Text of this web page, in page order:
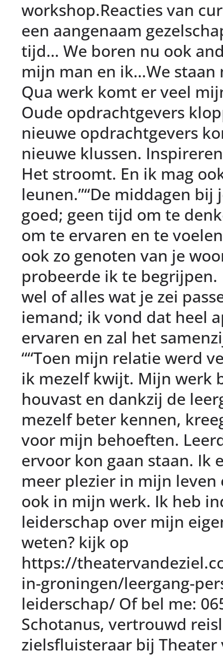
workshop.Reacties van
een aangenaam
tijd… We boren nu ook
mijn man en ik…We staan
Qua werk komt er veel
Oude opdrachtgevers
nieuwe opdrachtgevers
nieuwe klussen.
Het stroomt. En ik mag
leunen.”“De middagen bij
goed; geen tijd om te
om te ervaren en te
ook zo genoten van je
probeerde ik te begrijpen.
wel of alles wat je zei
iemand; ik vond dat heel
ervaren en zal het
““Toen mijn relatie werd
ik mezelf kwijt. Mijn werk
houvast en dankzij de
mezelf beter kennen,
voor mijn behoeften.
ervoor kon gaan staan. Ik
meer plezier in mijn leven
ook in mijn werk. Ik heb
leiderschap over mijn
weten? kijk op
https://
in-groningen/leergang-
leiderschap/ Of bel me:
Schotanus, vertrouwd
zielsfluisteraar bij Theater